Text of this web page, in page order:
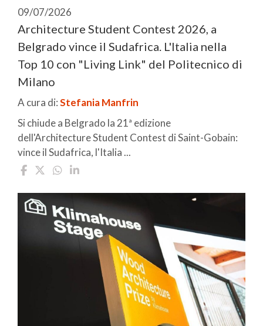
09/07/2026
Architecture Student Contest 2026, a
Belgrado vince il Sudafrica. L'Italia nella
Top 10 con "Living Link" del Politecnico di
Milano
A cura di:Stefania Manfrin
Si chiude a Belgrado la 21ª edizione
dell'Architecture Student Contest di Saint-Gobain:
vince il Sudafrica, l'Italia ...